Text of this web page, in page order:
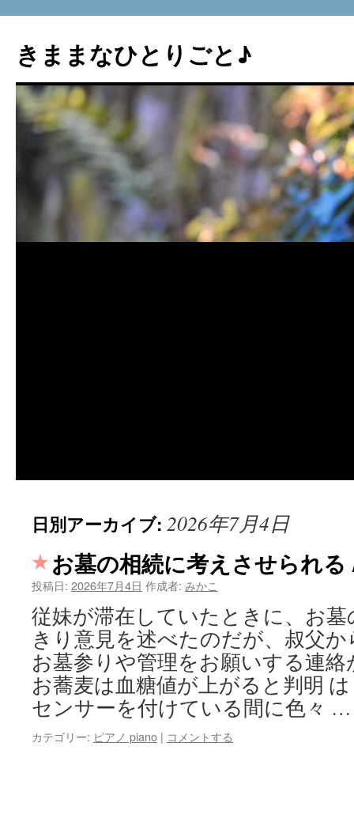
テ
ン
ス
キ
きままなひとりごと♪
日別アーカイブ: 2026年7月4日
お墓の相続に考えさせられ
投稿日: 2026年7月4日 作成者: みかこ
従妹が滞在していたときに、お
きり意見を述べたのだが、叔父
お墓参りや管理をお願いする連
お蕎麦は血糖値が上がると判明
センサーを付けている間に色々
カテゴリー: ピアノ piano | コメントする